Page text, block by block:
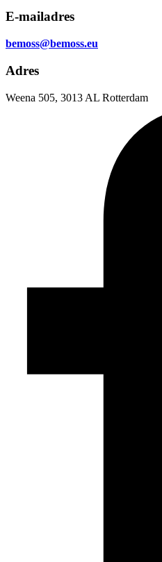
E-mailadres
bemoss@bemoss.eu
Adres
Weena 505, 3013 AL Rotterdam